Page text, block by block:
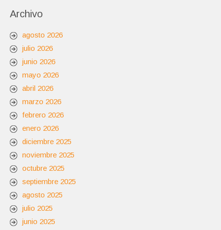
Archivo
agosto 2026
julio 2026
junio 2026
mayo 2026
abril 2026
marzo 2026
febrero 2026
enero 2026
diciembre 2025
noviembre 2025
octubre 2025
septiembre 2025
agosto 2025
julio 2025
junio 2025